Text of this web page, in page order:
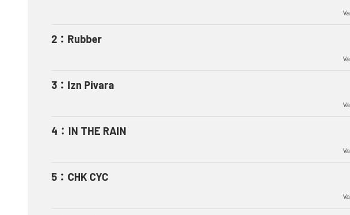
2 ： Rubber
3 ： Izn Pivara
4 ： IN THE RAIN
5 ： CHK CYC